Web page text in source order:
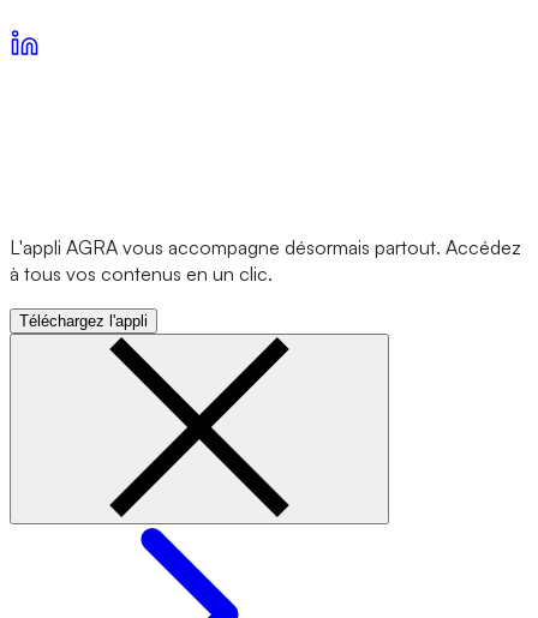
L'appli AGRA vous accompagne désormais partout. Accédez
à tous vos contenus en un clic.
Téléchargez l'appli